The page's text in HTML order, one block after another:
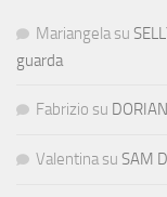
Mariangela su
guarda
Fabrizio su
Valentina su SAM